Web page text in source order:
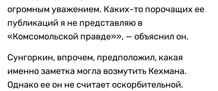
огромным уважением. Каких-то порочащих ее
публикаций я не представляю в
«Комсомольской правде»», — объяснил он.
Сунгоркин, впрочем, предположил, какая
именно заметка могла возмутить Кехмана.
Однако ее он не считает оскорбительной.